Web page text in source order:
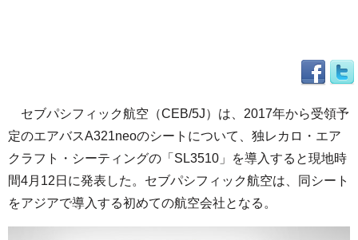
セブパシフィック航空（CEB/5J）は、2017年から受領予
定のエアバスA321neoのシートについて、独レカロ・エア
クラフト・シーティングの「SL3510」を導入すると現地時
間4月12日に発表した。セブパシフィック航空は、同シート
をアジアで導入する初めての航空会社となる。